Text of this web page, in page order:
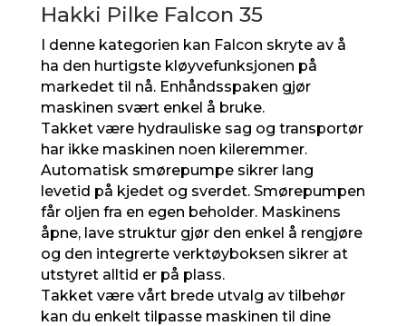
Hakki Pilke Falcon 35
I denne kategorien kan Falcon skryte av å
ha den hurtigste kløyvefunksjonen på
markedet til nå. Enhåndsspaken gjør
maskinen svært enkel å bruke.
Takket være hydrauliske sag og transportør
har ikke maskinen noen kileremmer.
Automatisk smørepumpe sikrer lang
levetid på kjedet og sverdet. Smørepumpen
får oljen fra en egen beholder. Maskinens
åpne, lave struktur gjør den enkel å rengjøre
og den integrerte verktøyboksen sikrer at
utstyret alltid er på plass.
Takket være vårt brede utvalg av tilbehør
kan du enkelt tilpasse maskinen til dine